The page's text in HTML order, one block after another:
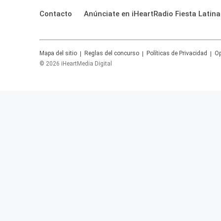
Contacto Anúnciate en iHeartRadio Fiesta Latina
Mapa del sitio Reglas del concurso Políticas de Privacidad
© 2026 iHeartMedia Digital